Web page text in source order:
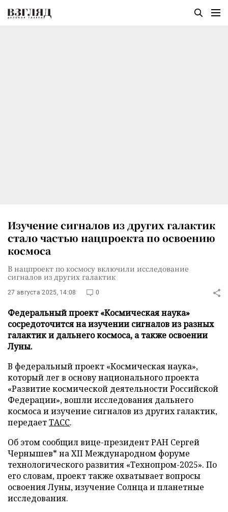
Изучение сигналов из других галактик
стало частью нацпроекта по освоению
космоса
В нацпроект по космосу включили исследование
сигналов из других галактик
27 августа 2025, 14:08 0
Федеральный проект «Космическая наука»
сосредоточится на изучении сигналов из разных
галактик и дальнего космоса, а также освоении
Луны.
В федеральный проект «Космическая наука»,
который лег в основу национального проекта
«Развитие космической деятельности Российской
Федерации», вошли исследования дальнего
космоса и изучение сигналов из других галактик,
передаетТАСС.
Об этом сообщил вице-президент РАН Сергей
Чернышев* на XII Международном форуме
технологического развития «Технопром-2025». По
его словам, проект также охватывает вопросы
освоения Луны, изучение Солнца и планетные
исследования.